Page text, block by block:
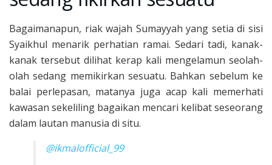
Bagaimanapun, riak wajah Sumayyah yang setia di sisi
Syaikhul menarik perhatian ramai. Sedari tadi, kanak-
kanak tersebut dilihat kerap kali mengelamun seolah-
olah sedang memikirkan sesuatu. Bahkan sebelum ke
balai perlepasan, matanya juga acap kali memerhati
kawasan sekeliling bagaikan mencari kelibat seseorang
dalam lautan manusia di situ.
@ikmalofficial_99